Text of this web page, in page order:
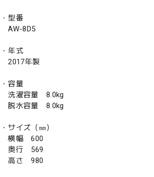
・型番
AW-8D5
・年式
2017年製
・容量
洗濯容量 8.0kg
脱水容量 8.0kg
・サイズ（㎜）
横幅 600
奥行 569
高さ 980